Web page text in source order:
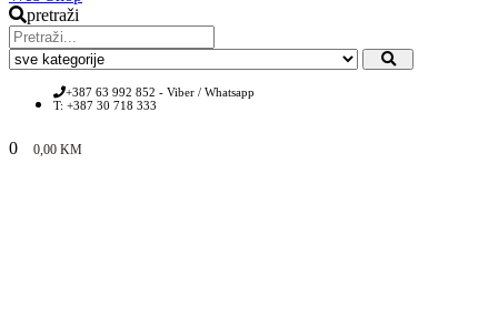
pretraži
+387 63 992 852 - Viber / Whatsapp
T: +387 30 718 333
0 0,00 KM